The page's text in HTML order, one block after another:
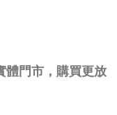
體門市，購買更放